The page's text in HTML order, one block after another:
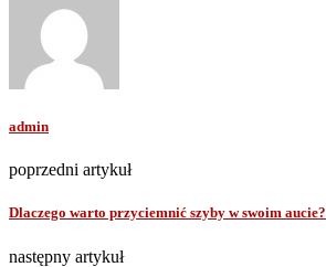
admin
poprzedni artykuł
Dlaczego warto przyciemnić szyby w swoim aucie?
następny artykuł